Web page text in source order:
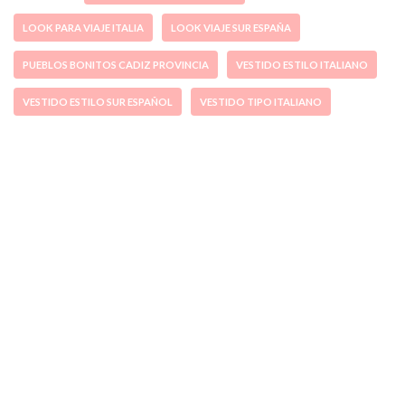
LOOK PARA VIAJE ITALIA LOOK VIAJE SUR ESPAÑA
PUEBLOS BONITOS CADIZ PROVINCIA VESTIDO ESTILO ITALIANO
VESTIDO ESTILO SUR ESPAÑOL VESTIDO TIPO ITALIANO